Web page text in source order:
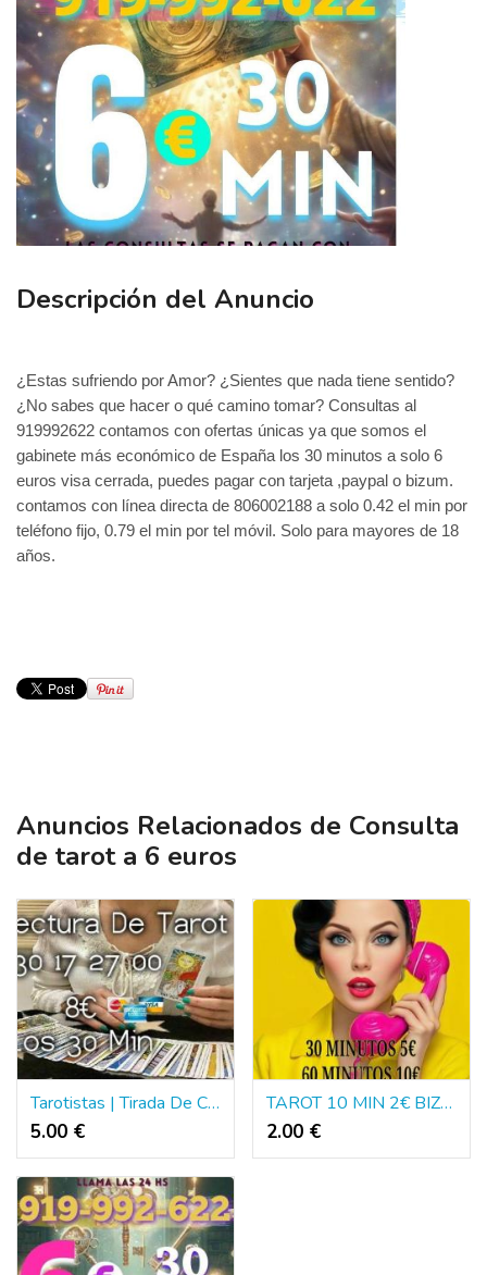
Descripción del Anuncio
¿Estas sufriendo por Amor? ¿Sientes que nada tiene sentido?
¿No sabes que hacer o qué camino tomar? Consultas al
919992622 contamos con ofertas únicas ya que somos el
gabinete más económico de España los 30 minutos a solo 6
euros visa cerrada, puedes pagar con tarjeta ,paypal o bizum.
contamos con línea directa de 806002188 a solo 0.42 el min por
teléfono fijo, 0.79 el min por tel móvil. Solo para mayores de 18
años.
Anuncios Relacionados de Consulta
de tarot a 6 euros
Tarotistas | Tirada De Cartas Del Tarot
5.00 €
TAROT 10 MIN 2€ BIZUM O VISA
2.00 €